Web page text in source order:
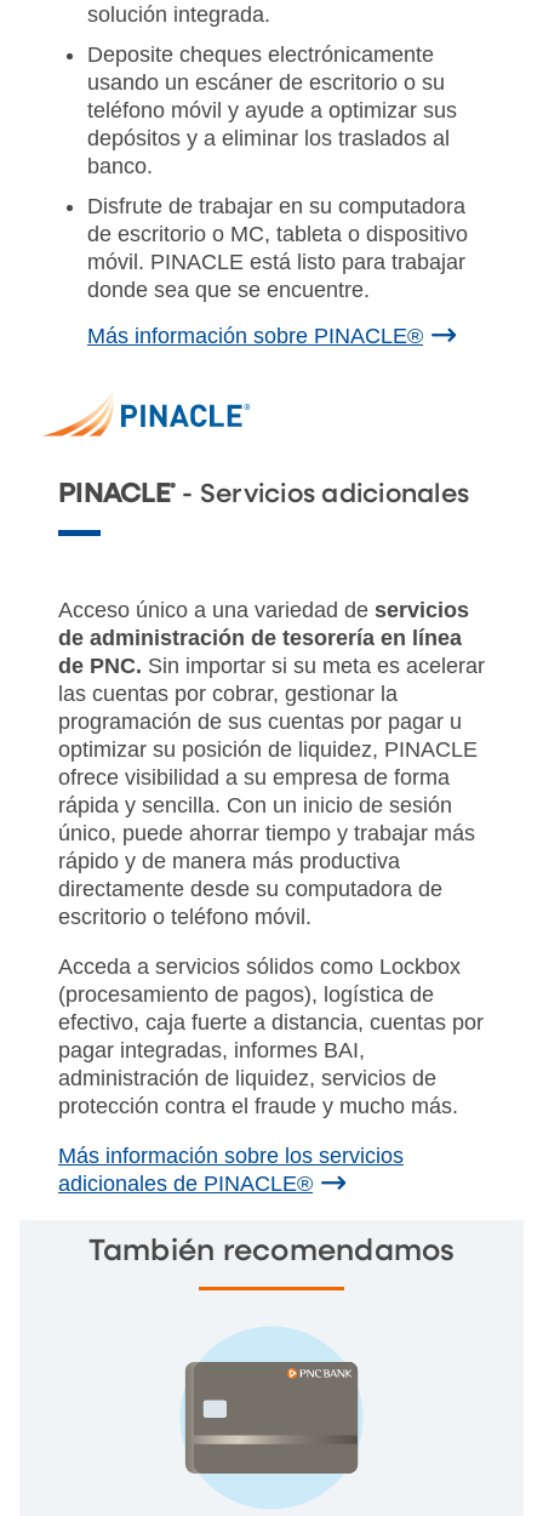
solución integrada.
Deposite cheques electrónicamente
usando un escáner de escritorio o su
teléfono móvil y ayude a optimizar sus
depósitos y a eliminar los traslados al
banco.
Disfrute de trabajar en su computadora
de escritorio o MC, tableta o dispositivo
móvil. PINACLE está listo para trabajar
donde sea que se encuentre.
Más información sobre PINACLE®
PINACLE® - Servicios adicionales
Acceso único a una variedad de servicios
de administración de tesorería en línea
de PNC. Sin importar si su meta es acelerar
las cuentas por cobrar, gestionar la
programación de sus cuentas por pagar u
optimizar su posición de liquidez, PINACLE
ofrece visibilidad a su empresa de forma
rápida y sencilla. Con un inicio de sesión
único, puede ahorrar tiempo y trabajar más
rápido y de manera más productiva
directamente desde su computadora de
escritorio o teléfono móvil.
Acceda a servicios sólidos como Lockbox
(procesamiento de pagos), logística de
efectivo, caja fuerte a distancia, cuentas por
pagar integradas, informes BAI,
administración de liquidez, servicios de
protección contra el fraude y mucho más.
Más información sobre los servicios
adicionales de PINACLE®
También recomendamos